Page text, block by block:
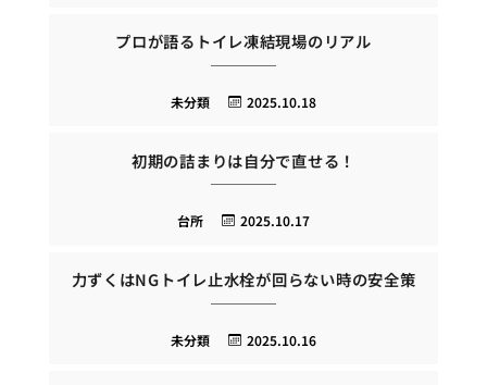
プロが語るトイレ凍結現場のリアル
2025.10.18
未分類
初期の詰まりは自分で直せる！
2025.10.17
台所
力ずくはNGトイレ止水栓が回らない時の安全策
2025.10.16
未分類